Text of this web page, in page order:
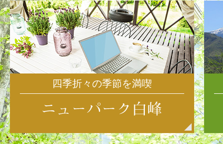
四季折々の季節を満喫